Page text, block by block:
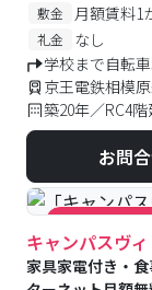
敷金 月額賃料1
礼金
なし
学校まで自転
京王電鉄相模
築20年／RC4階
お問
#キャンペーン
キャンパスヴ
家具家電付き・